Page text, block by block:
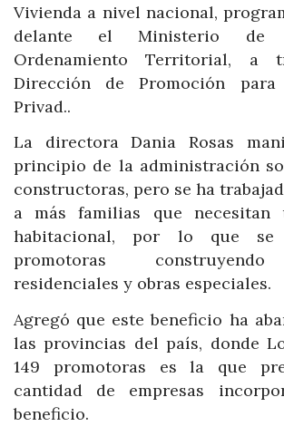
Vivienda a nivel nacional,
delante el Ministerio de
Ordenamiento Territorial, a
Dirección de Promoción
Privad..
La directora Dania Rosas
principio de la administración
constructoras, pero se ha
a más familias que necesitan
habitacional, por lo que se
promotoras
residenciales y obras especiales.
Agregó que este beneficio ha
las provincias del país, donde
149 promotoras es la que
cantidad de empresas
beneficio.